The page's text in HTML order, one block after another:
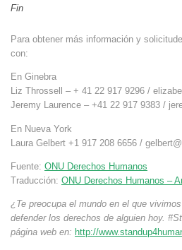
Fin
Para obtener más información y
con:
En Ginebra
Liz Throssell – + 41 22 917 9296 /
Jeremy Laurence – +41 22 917 9383 /
En Nueva York
Laura Gelbert +1 917 208 6656 /
Fuente: ONU Derechos Humanos
Traducción: ONU Derechos Humanos –
¿Te preocupa el mundo en el que
defender los derechos de alguien hoy.
página web en: http://